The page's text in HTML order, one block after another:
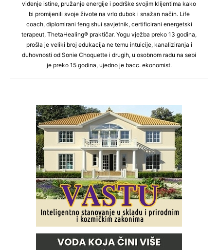
viđenje istine, pružanje energije i podrške svojim klijentima kako
bi promijenili svoje živote na vrlo dubok i snažan način. Life
coach, diplomirani feng shui savjetnik, certificirani energetski
terapeut, ThetaHealing® praktičar. Yogu vježba preko 13 godina,
prošla je veliki broj edukacija ne temu intuicije, kanaliziranja i
duhovnosti od Sonie Choquette i drugih, u osobnom radu na sebi
je preko 15 godina, ujedno je bacc. ekonomist.